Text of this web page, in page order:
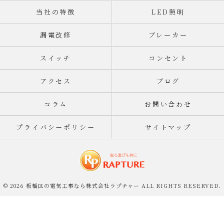
当社の特徴 LED照明
漏電改修 ブレーカー
スイッチ コンセント
アクセス ブログ
コラム お問い合わせ
プライバシーポリシー サイトマップ
© 2026 板橋区の電気工事なら株式会社ラプチャー ALL RIGHTS RESERVED.